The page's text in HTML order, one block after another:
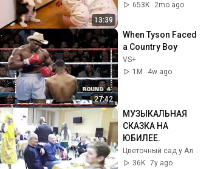
13:39
653K
2mo ago
27:42
When Tyson Faced
a Country Boy
VS+
1M
4w ago
МУЗЫКАЛЬНАЯ
СКАЗКА НА
ЮБИЛЕЕ.
Цветочный сад у Алёнушки.
36K 7y ago